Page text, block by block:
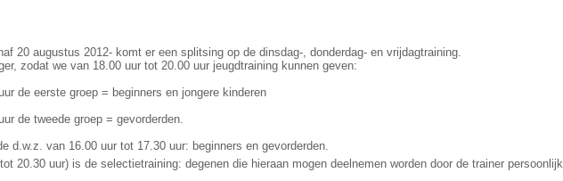
20 augustus 2012- komt er een splitsing op de dinsdag-, donderdag- en vrijdagtraining.
zodat we van 18.00 uur tot 20.00 uur jeugdtraining kunnen geven:
de eerste groep = beginners en jongere kinderen
de tweede groep = gevorderden.
d.w.z. van 16.00 uur tot 17.30 uur: beginners en gevorderden.
20.30 uur) is de selectietraining: degenen die hieraan mogen deelnemen worden door de trainer persoonlijk